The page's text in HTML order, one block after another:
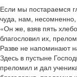
Если мы постараемся
чуда, нам, несомненно,
«Он же, взяв пять
благословил их,
Разве не напоминают
Здесь в пустыне
преломил и дал